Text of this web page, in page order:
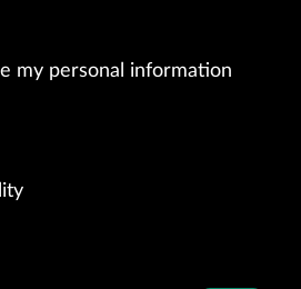
my personal information